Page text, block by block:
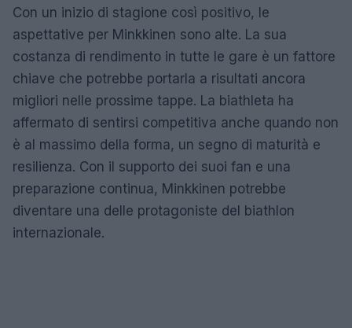
Con un inizio di stagione così positivo, le
aspettative per Minkkinen sono alte. La sua
costanza di rendimento in tutte le gare è un fattore
chiave che potrebbe portarla a risultati ancora
migliori nelle prossime tappe. La biathleta ha
affermato di sentirsi competitiva anche quando non
è al massimo della forma, un segno di maturità e
resilienza. Con il supporto dei suoi fan e una
preparazione continua, Minkkinen potrebbe
diventare una delle protagoniste del biathlon
internazionale.